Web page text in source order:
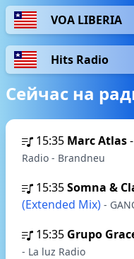
VOA LIBERIA
Hits Radio
Сейчас на
15:35 Marc Atlas-
Radio - Brandneu
15:35Somna &
(Extended Mix) -
15:35 Grupo
- La luz Radio